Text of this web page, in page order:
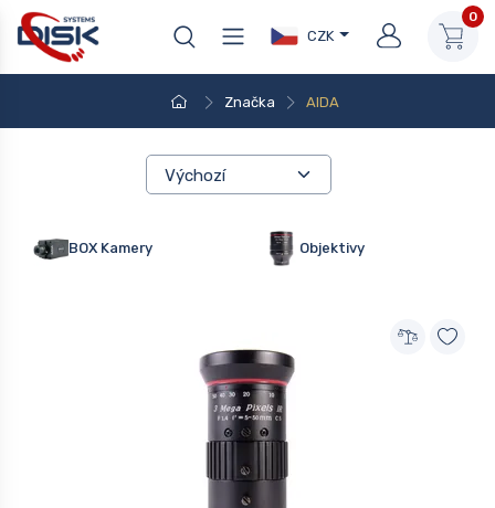
CZK
0
Značka AIDA
BOX Kamery Objektivy